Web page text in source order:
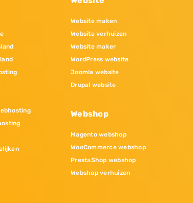
Website maken
Website verhuizen
Website maker
WordPress website
Joomla website
Drupal website
Webshop
Magento webshop
WooCommerce webshop
PrestaShop webshop
Webshop verhuizen